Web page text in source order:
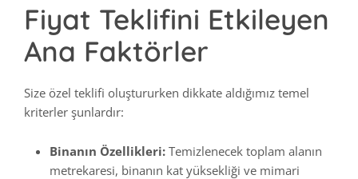
Fiyat Teklifini Etkileyen
Ana Faktörler
Size özel teklifi oluştururken dikkate aldığımız temel
kriterler şunlardır:
Binanın Özellikleri: Temizlenecek toplam alanın
metrekaresi, binanın kat yüksekliği ve mimari